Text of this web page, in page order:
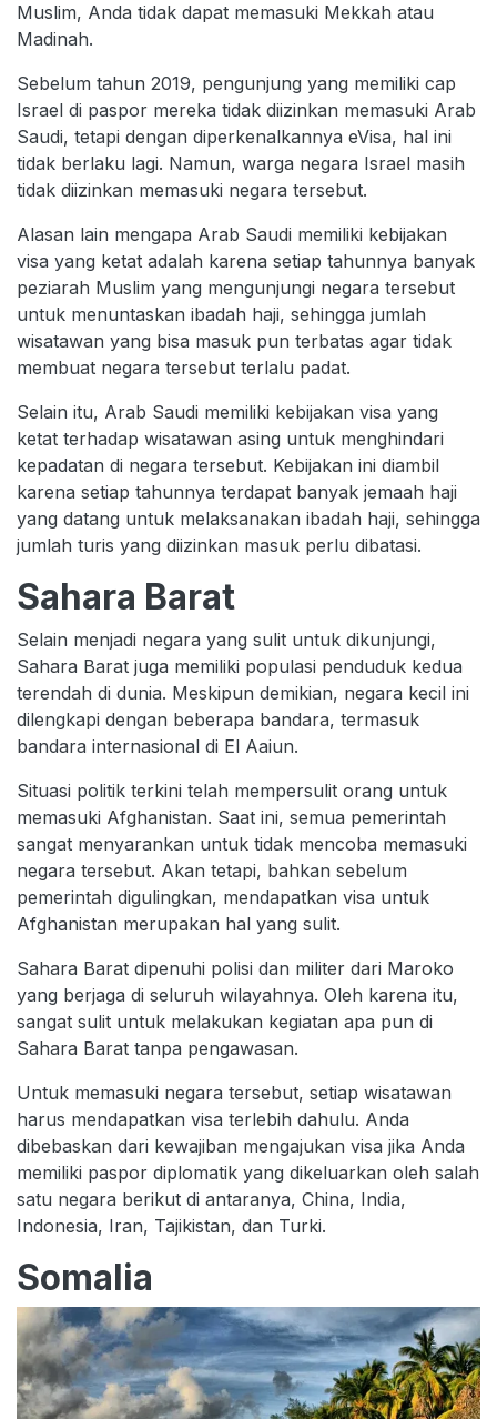
Muslim, Anda tidak dapat memasuki Mekkah atau
Madinah.
Sebelum tahun 2019, pengunjung yang memiliki cap
Israel di paspor mereka tidak diizinkan memasuki Arab
Saudi, tetapi dengan diperkenalkannya eVisa, hal ini
tidak berlaku lagi. Namun, warga negara Israel masih
tidak diizinkan memasuki negara tersebut.
Alasan lain mengapa Arab Saudi memiliki kebijakan
visa yang ketat adalah karena setiap tahunnya banyak
peziarah Muslim yang mengunjungi negara tersebut
untuk menuntaskan ibadah haji, sehingga jumlah
wisatawan yang bisa masuk pun terbatas agar tidak
membuat negara tersebut terlalu padat.
Selain itu, Arab Saudi memiliki kebijakan visa yang
ketat terhadap wisatawan asing untuk menghindari
kepadatan di negara tersebut. Kebijakan ini diambil
karena setiap tahunnya terdapat banyak jemaah haji
yang datang untuk melaksanakan ibadah haji, sehingga
jumlah turis yang diizinkan masuk perlu dibatasi.
Sahara Barat
Selain menjadi negara yang sulit untuk dikunjungi,
Sahara Barat juga memiliki populasi penduduk kedua
terendah di dunia. Meskipun demikian, negara kecil ini
dilengkapi dengan beberapa bandara, termasuk
bandara internasional di El Aaiun.
Situasi politik terkini telah mempersulit orang untuk
memasuki Afghanistan. Saat ini, semua pemerintah
sangat menyarankan untuk tidak mencoba memasuki
negara tersebut. Akan tetapi, bahkan sebelum
pemerintah digulingkan, mendapatkan visa untuk
Afghanistan merupakan hal yang sulit.
Sahara Barat dipenuhi polisi dan militer dari Maroko
yang berjaga di seluruh wilayahnya. Oleh karena itu,
sangat sulit untuk melakukan kegiatan apa pun di
Sahara Barat tanpa pengawasan.
Untuk memasuki negara tersebut, setiap wisatawan
harus mendapatkan visa terlebih dahulu. Anda
dibebaskan dari kewajiban mengajukan visa jika Anda
memiliki paspor diplomatik yang dikeluarkan oleh salah
satu negara berikut di antaranya, China, India,
Indonesia, Iran, Tajikistan, dan Turki.
Somalia